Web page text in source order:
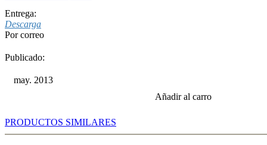
Entrega:
Descarga
Por correo
Publicado:
may. 2013
Añadir al carro
PRODUCTOS SIMILARES